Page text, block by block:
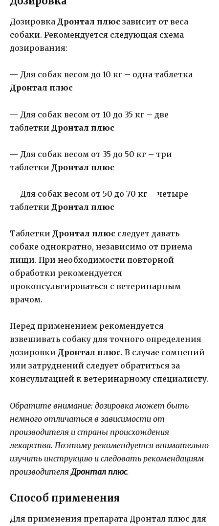
Дозировка Дронтал плюс зависит от веса
собаки. Рекомендуется следующая схема
дозирования:
— Для собак весом до 10 кг – одна таблетка
Дронтал плюс
— Для собак весом от 10 до 35 кг – две
таблетки Дронтал плюс
— Для собак весом от 35 до 50 кг – три
таблетки Дронтал плюс
— Для собак весом от 50 до 70 кг – четыре
таблетки Дронтал плюс
Таблетки Дронтал плюс следует давать
собаке однократно, независимо от приема
пищи. При необходимости повторной
обработки рекомендуется
проконсультироваться с ветеринарным
врачом.
Перед применением рекомендуется
взвешивать собаку для точного определения
дозировки Дронтал плюс. В случае сомнений
или затруднений следует обратиться за
консультацией к ветеринарному специалисту.
Обратите внимание: дозировка может быть
немного отличаться в зависимости от
производителя и страны происхождения
лекарства. Поэтому рекомендуется внимательно
изучить инструкцию и следовать рекомендациям
производителяДронтал плюс.
Способ применения
Для применения препарата Дронтал плюс для